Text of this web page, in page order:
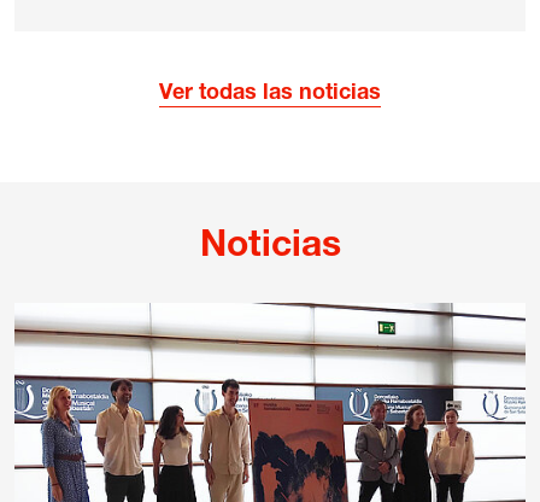
Ver todas las noticias
Noticias